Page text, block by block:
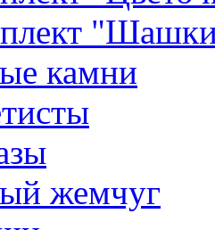
камни
жемчуг